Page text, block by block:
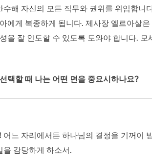
해 자신의 모든 직무와 권위를 위임합니
게 복종하게 됩니다. 제사장 엘르아살
을 잘 인도할 수 있도록 도와야 합니다.
택할 때 나는 어떤 면을 중요시하나요?
느 자리에서든 하나님의 결정을 기꺼이
을 감당하게 하소서.